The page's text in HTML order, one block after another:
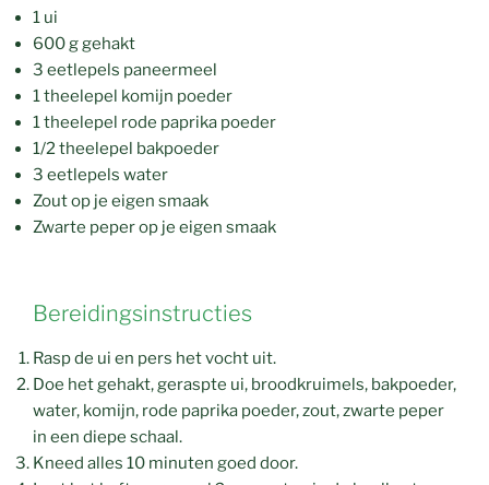
1 ui
600 g gehakt
3 eetlepels paneermeel
1 theelepel komijn poeder
1 theelepel rode paprika poeder
1/2 theelepel bakpoeder
3 eetlepels water
Zout op je eigen smaak
Zwarte peper op je eigen smaak
Bereidingsinstructies
Rasp de ui en pers het vocht uit.
Doe het gehakt, geraspte ui, broodkruimels, bakpoeder,
water, komijn, rode paprika poeder, zout, zwarte peper
in een diepe schaal.
Kneed alles 10 minuten goed door.